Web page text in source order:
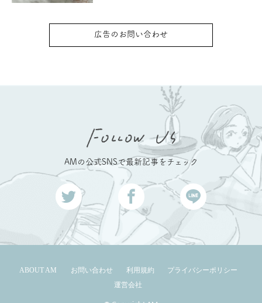
広告のお問い合わせ
AMの公式SNSで最新記事をチェック
ABOUT AM お問い合わせ 利用規約
プライバシーポリシー
運営会社